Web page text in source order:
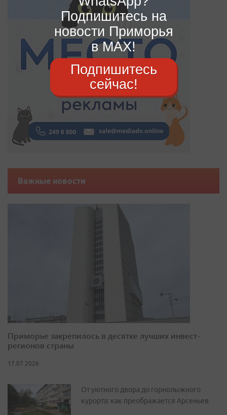
Важные новости
Приморье закрепилось в десятке лучших инвест-
регионов страны
17.07.2026
От уютного двора до горнолыжного
курорта: как преображается Арсеньев
Подпишитесь на
новости Приморья
в MAX!
Подпишитесь
сейчас!